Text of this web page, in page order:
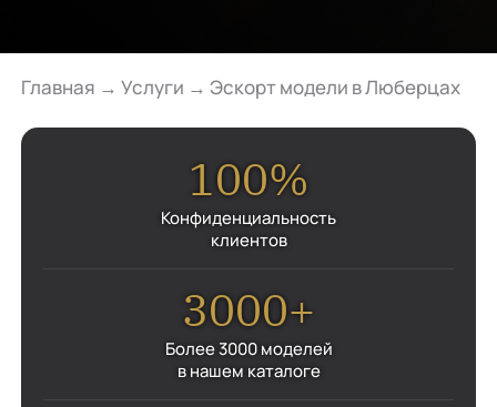
Главная → Услуги → Эскорт модели в Люберцах
100%
Конфиденциальность
клиентов
3000+
Более 3000 моделей
в нашем каталоге